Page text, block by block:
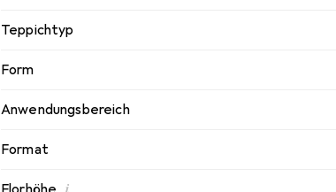
Teppichtyp
Form
Anwendungsbereich
Format